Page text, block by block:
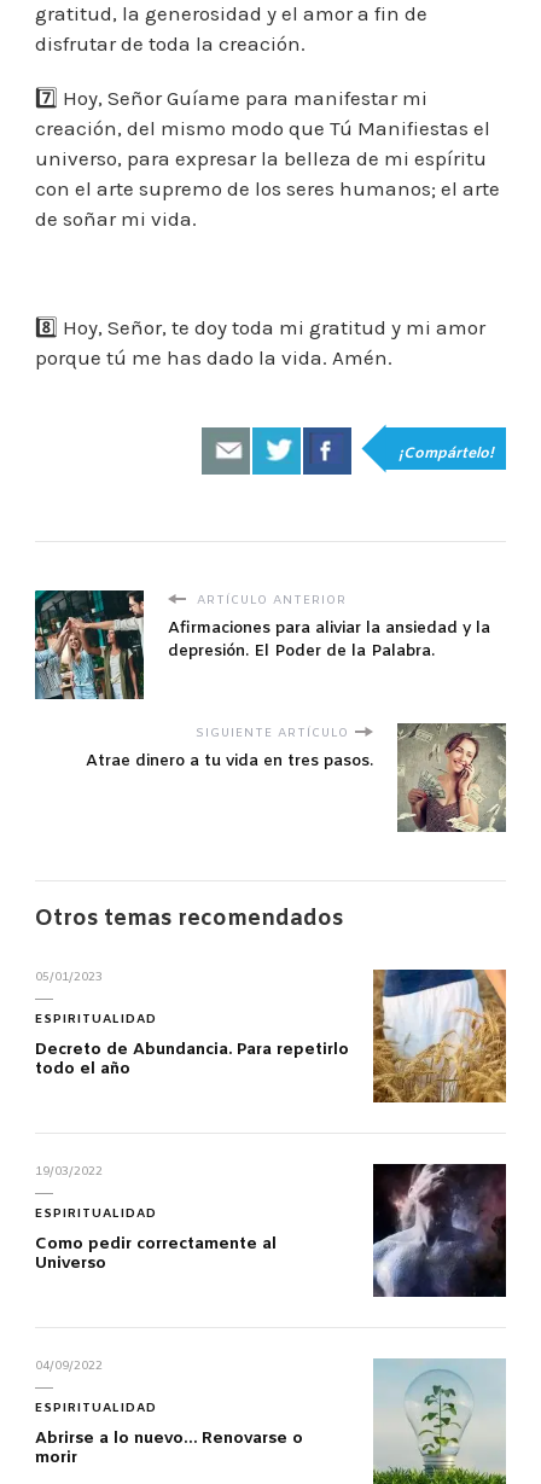
gratitud, la generosidad y el amor a fin de
disfrutar de toda la creación.
7️⃣ Hoy, Señor Guíame para manifestar mi
creación, del mismo modo que Tú Manifiestas el
universo, para expresar la belleza de mi espíritu
con el arte supremo de los seres humanos; el arte
de soñar mi vida.
8️⃣ Hoy, Señor, te doy toda mi gratitud y mi amor
porque tú me has dado la vida. Amén.
¡Compártelo!
ARTÍCULO ANTERIOR
Afirmaciones para aliviar la ansiedad y la
depresión. El Poder de la Palabra.
SIGUIENTE ARTÍCULO
Atrae dinero a tu vida en tres pasos.
Otros temas recomendados
05/01/2023
ESPIRITUALIDAD
Decreto de Abundancia. Para repetirlo
todo el año
19/03/2022
ESPIRITUALIDAD
Como pedir correctamente al
Universo
04/09/2022
ESPIRITUALIDAD
Abrirse a lo nuevo… Renovarse o
morir